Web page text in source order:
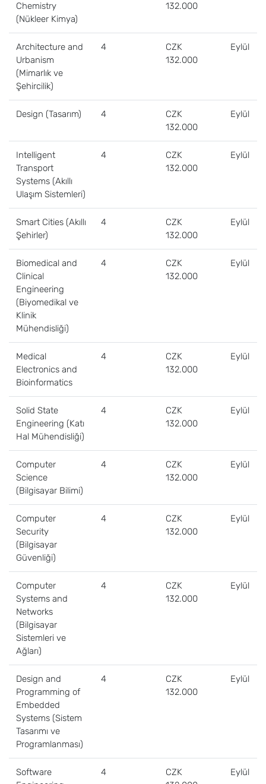
Chemistry
(Nükleer Kimya)
132.000
Architecture and
Urbanism
(Mimarlık ve
Şehircilik)
4
CZK
132.000
Eylül
Design (Tasarım) 4
CZK
132.000
Eylül
Intelligent
Transport
Systems (Akıllı
Ulaşım Sistemleri)
4
CZK
132.000
Eylül
Smart Cities (Akıllı
Şehirler)
4
CZK
132.000
Eylül
Biomedical and
Clinical
Engineering
(Biyomedikal ve
Klinik
Mühendisliği)
4
CZK
132.000
Eylül
Medical
Electronics and
Bioinformatics
4
CZK
132.000
Eylül
Solid State
Engineering (Katı
Hal Mühendisliği)
4
CZK
132.000
Eylül
Computer
Science
(Bilgisayar Bilimi)
4
CZK
132.000
Eylül
Computer
Security
(Bilgisayar
Güvenliği)
4
CZK
132.000
Eylül
Computer
Systems and
Networks
(Bilgisayar
Sistemleri ve
Ağları)
4
CZK
132.000
Eylül
Design and
Programming of
Embedded
Systems (Sistem
Tasarımı ve
Programlanması)
4
CZK
132.000
Eylül
Software
4
CZK
Eylül